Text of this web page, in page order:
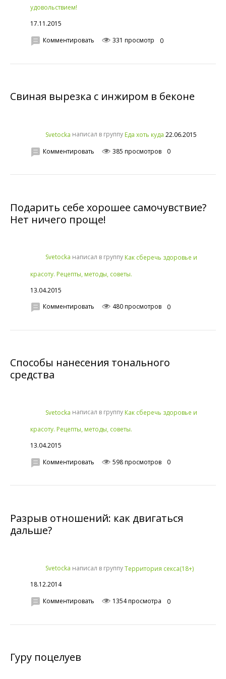
удовольствием!
17.11.2015
Комментировать
331 просмотр 0
Свиная вырезка с инжиром в беконе
Svetocka написал в группу Еда хоть куда 22.06.2015
Комментировать
385 просмотров 0
Подарить себе хорошее самочувствие?
Нет ничего проще!
Svetocka написал в группу Как сберечь здоровье и
красоту. Рецепты, методы, советы.
13.04.2015
Комментировать
480 просмотров 0
Способы нанесения тонального
средства
Svetocka написал в группу Как сберечь здоровье и
красоту. Рецепты, методы, советы.
13.04.2015
Комментировать
598 просмотров 0
Разрыв отношений: как двигаться
дальше?
Svetocka написал в группуТерритория секса(18+)
18.12.2014
Комментировать
1354 просмотра 0
Гуру поцелуев